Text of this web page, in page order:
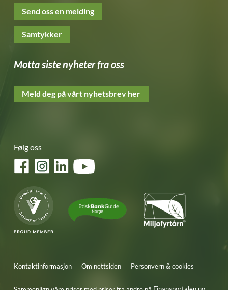
Send oss en melding
Samtykker
Motta siste nyheter fra oss
Meld deg på vårt nyhetsbrev her
Følg oss
FacebookInstagramLinkedInYouTube
Kontaktinformasjon Om nettsiden Personvern & cookies